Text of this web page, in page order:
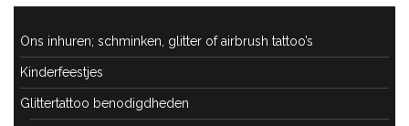
Ons inhuren; schminken, glitter of airbrush tattoo’s
Kinderfeestjes
Glittertattoo benodigdheden